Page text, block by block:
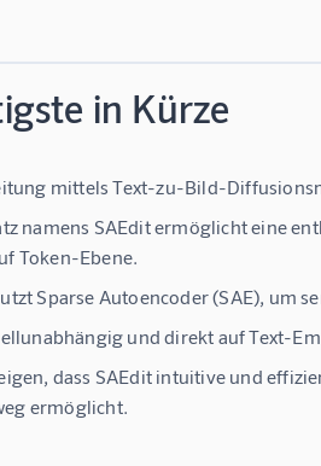
in Kürze
mittels Text-zu-Bild-
namens SAEdit ermöglicht eine
Token-Ebene.
Sparse Autoencoder (SAE), um
und direkt auf Text-
dass SAEdit intuitive und
ermöglicht.